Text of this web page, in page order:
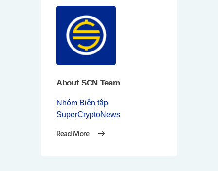
About SCN Team
Nhóm Biên tập
SuperCryptoNews
Read More